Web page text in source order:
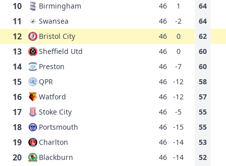
10 Birmingham 46 1 64
11 Swansea 46 -2 64
12 Bristol City 46 0 62
13 Sheffield Utd 46 0 60
14 Preston 46 -7 60
15 QPR 46 -12 58
16 Watford 46 -12 57
17 Stoke City 46 -5 55
18 Portsmouth 46 -15 55
19 Charlton 46 -14 53
20 Blackburn 46 -14 52